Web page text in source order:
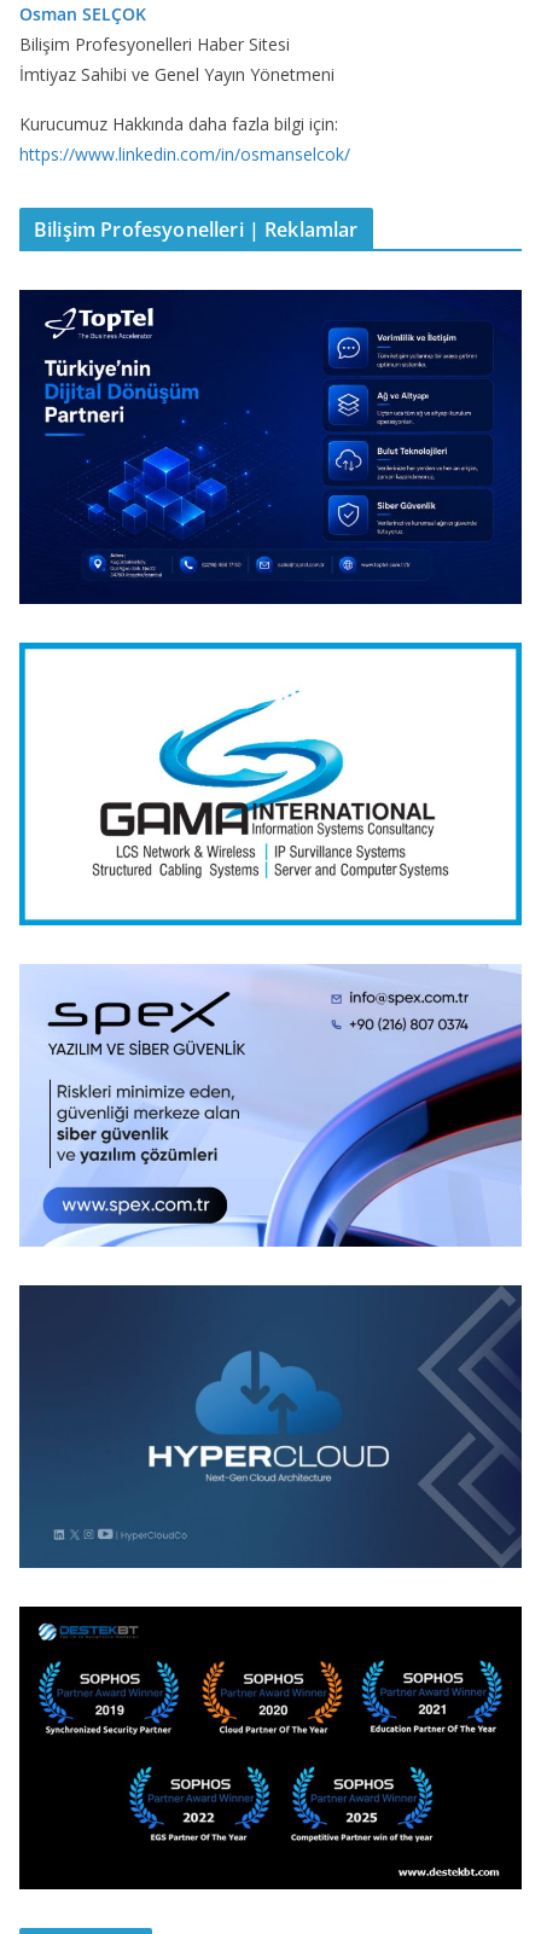
Osman SELÇOK
Bilişim Profesyonelleri Haber Sitesi
İmtiyaz Sahibi ve Genel Yayın Yönetmeni
Kurucumuz Hakkında daha fazla bilgi için:
https://www.linkedin.com/in/osmanselcok/
Bilişim Profesyonelleri | Reklamlar